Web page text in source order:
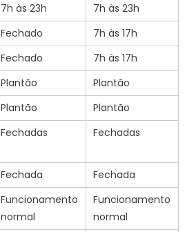
7h às 23h
7h às 23h
Fechado
7h às 17h
Fechado
7h às 17h
Plantão
Plantão
Plantão
Plantão
Fechadas Fechadas
Fechada
Fechada
Funcionamento
normal
Funcionamento
normal